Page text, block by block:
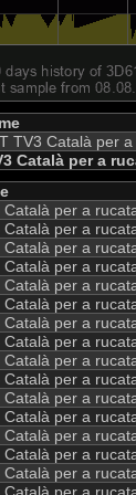
TV3 Català per
Català per a
per a
per a
per a
per a
per a
per a
per a
per a
per a
per a
per a
per a
per a
per a
per a